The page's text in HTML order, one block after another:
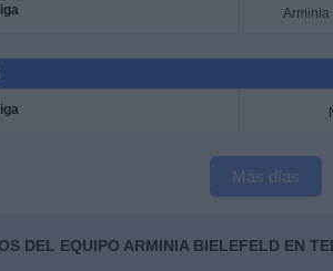
Arminia
Más días
DEL EQUIPO ARMINIA BIELEFELD EN